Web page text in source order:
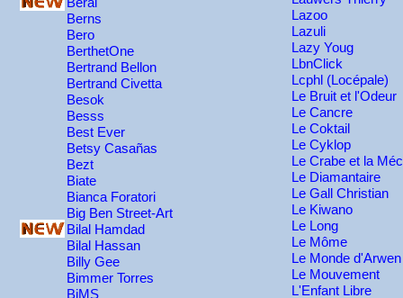
Lazoo
Lazuli
Lazy Youg
LbnClick
Lcphl (Locépale)
Le Bruit et l'Odeur
Le Cancre
Le Coktail
Le Cyklop
Le Crabe et la
Le Diamantaire
Le Gall Christian
Le Kiwano
Le Long
Le Môme
Le Monde d'Arwen
Le Mouvement
L'Enfant Libre
Berns
Bero
BerthetOne
Bertrand Bellon
Bertrand Civetta
Besok
Besss
Best Ever
Betsy Casañas
Bezt
Biate
Bianca Foratori
Big Ben Street-Art
Bilal Hamdad
Bilal Hassan
Billy Gee
Bimmer Torres
BiMS